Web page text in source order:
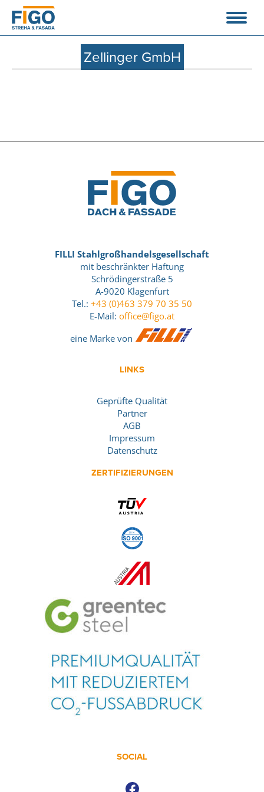
Zellinger GmbH
FILLI Stahlgroßhandelsgesellschaft
mit beschränkter Haftung
Schrödingerstraße 5
A-9020 Klagenfurt
Tel.: +43 (0)463 379 70 35 50
E-Mail: office@figo.at
eine Marke von
LINKS
Geprüfte Qualität
Partner
AGB
Impressum
Datenschutz
ZERTIFIZIERUNGEN
SOCIAL